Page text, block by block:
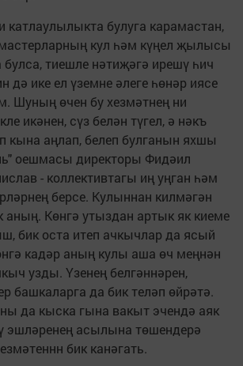
катлаулылыкта булуга карамастан,
кул һәм күңел җылысы
тиешле нәтиҗәгә ирешү һич
дә ике ел үземне әлеге һөнәр иясе
Шуның өчен бу хезмәтнең ни
икәнен, сүз белән түгел, ә нәкъ
кына аңлап, белеп булганын яхшы
оешмасы директоры Фидәил
- коллективтагы иң уңган һәм
берсе. Кулыннан килмәгән
аның. Көнгә утыздан артык як киеме
бик оста итеп ачкычлар да ясый
кадәр аның кулы аша өч меңнән
узды. Үзенең белгәннәрен,
башкаларга да бик теләп өйрәтә.
да кыска гына вакыт эчендә аяк
эшләренең асылына төшендерә
бик канәгать.